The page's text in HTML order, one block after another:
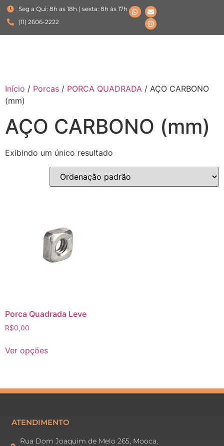
Seg a Qui: 8h as 18h | sexta: 8h às 17h
(11) 2606-2222
Início / Porcas / PORCA QUADRADA / AÇO CARBONO
(mm)
AÇO CARBONO (mm)
Exibindo um único resultado
Porca Quadrada Leve
R$0,00
Ver opções
ATENDIMENTO
Rua Dom Joaquim de Melo 265, Mooca,